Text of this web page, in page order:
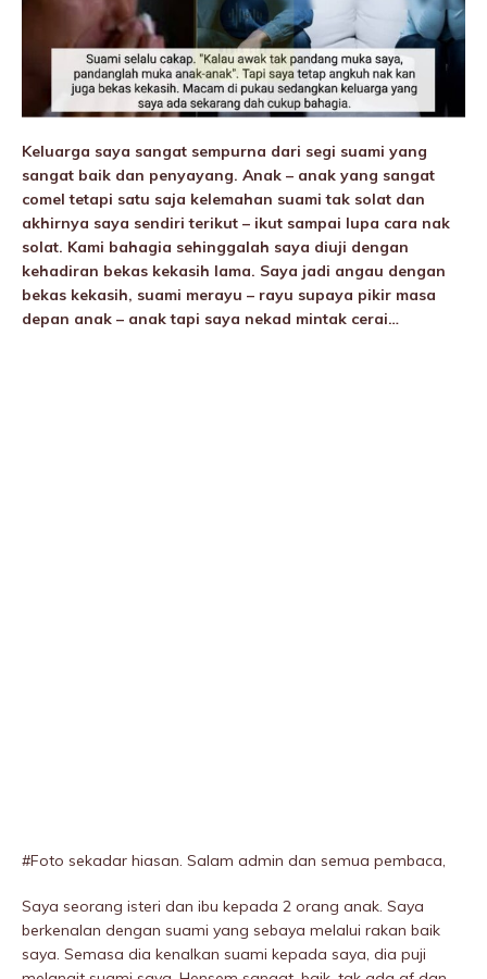
Keluarga saya sangat sempurna dari segi suami yang
sangat baik dan penyayang. Anak – anak yang sangat
comel tetapi satu saja kelemahan suami tak solat dan
akhirnya saya sendiri terikut – ikut sampai lupa cara nak
solat. Kami bahagia sehinggalah saya diuji dengan
kehadiran bekas kekasih lama. Saya jadi angau dengan
bekas kekasih, suami merayu – rayu supaya pikir masa
depan anak – anak tapi saya nekad mintak cerai…
#Foto sekadar hiasan. Salam admin dan semua pembaca,
Saya seorang isteri dan ibu kepada 2 orang anak. Saya
berkenalan dengan suami yang sebaya melalui rakan baik
saya. Semasa dia kenalkan suami kepada saya, dia puji